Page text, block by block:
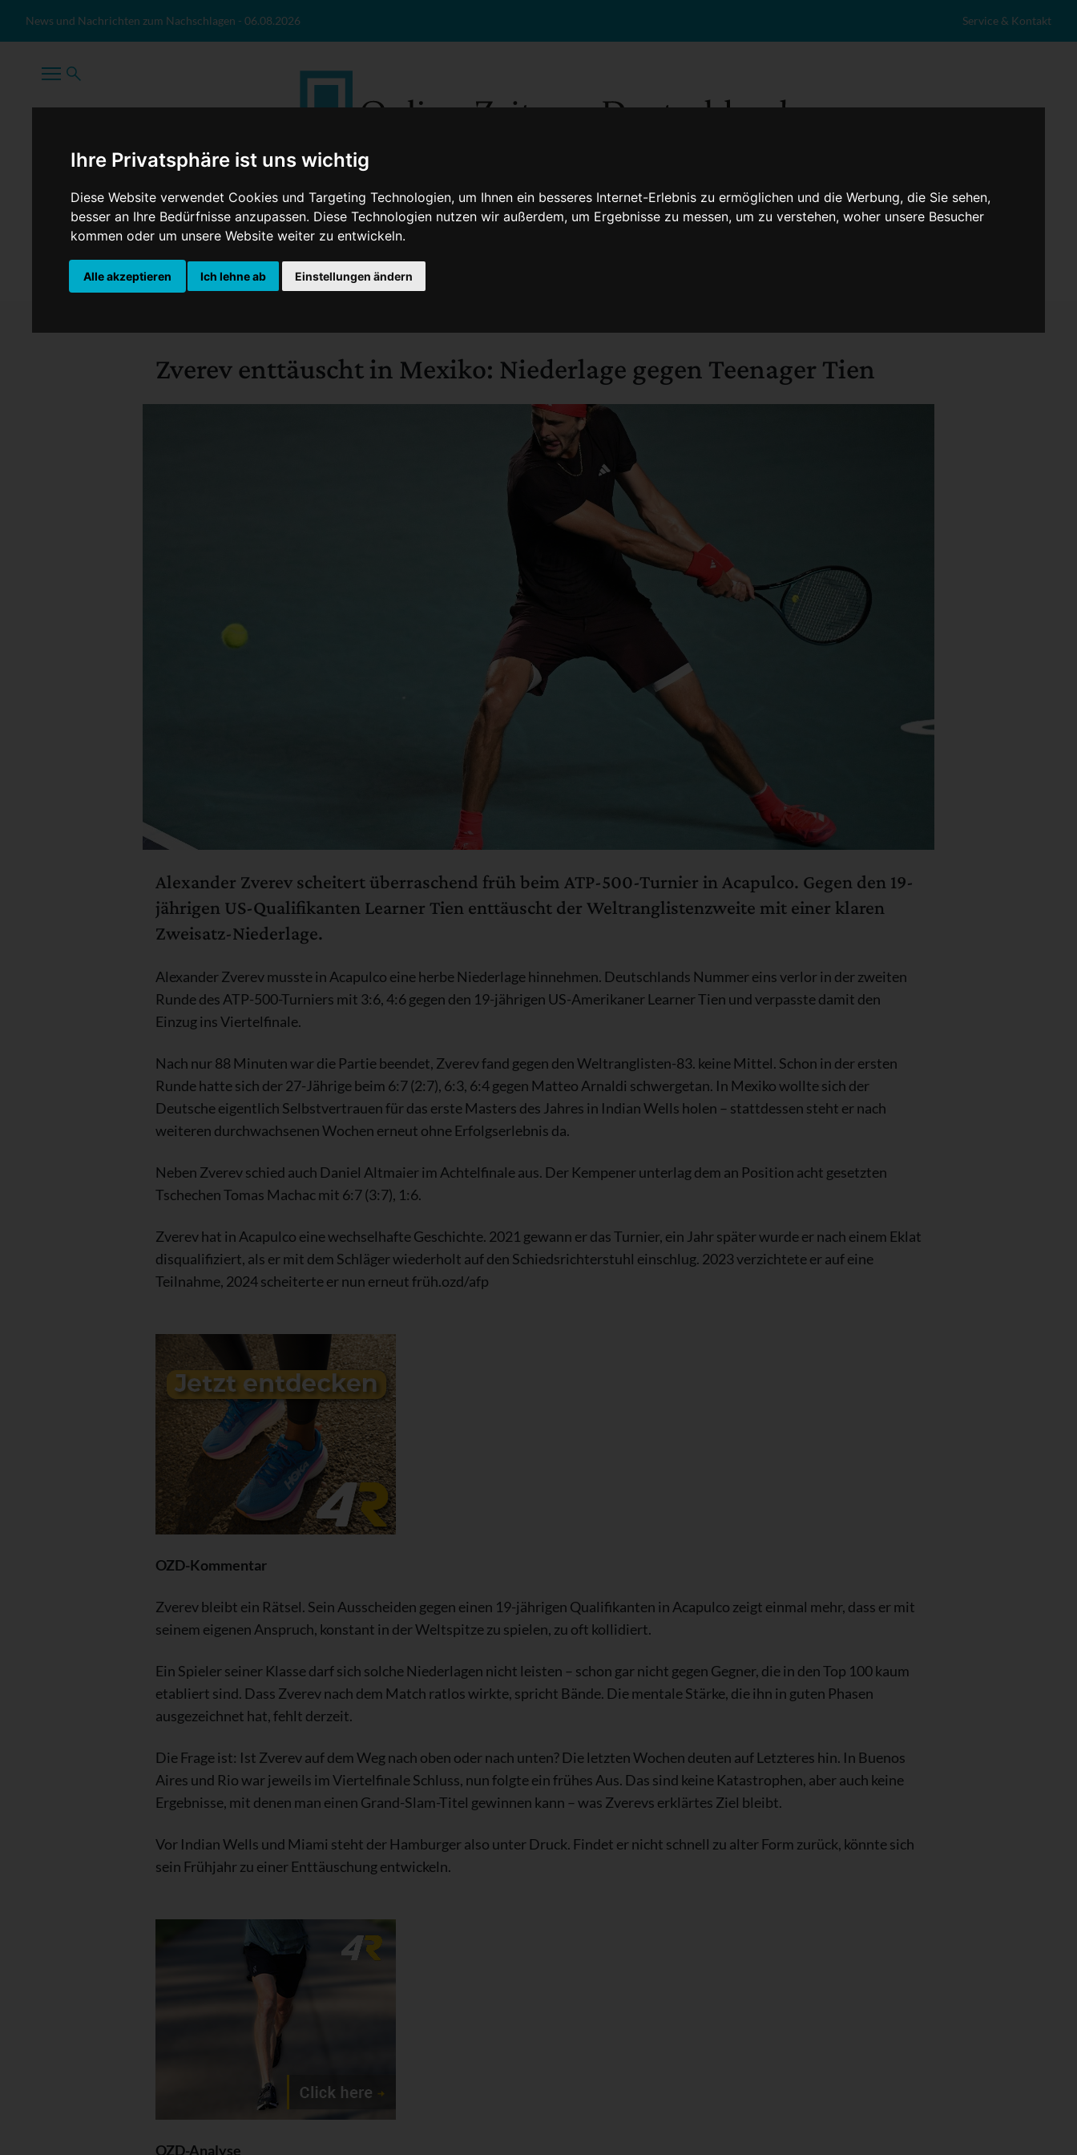
Ihre Privatsphäre ist uns wichtig
Diese Website verwendet Cookies und Targeting Technologien, um Ihnen ein besseres Internet-Erlebnis zu ermöglichen und die Werbung, die Sie sehen,
besser an Ihre Bedürfnisse anzupassen. Diese Technologien nutzen wir außerdem, um Ergebnisse zu messen, um zu verstehen, woher unsere Besucher
kommen oder um unsere Website weiter zu entwickeln.
Alle akzeptieren Ich lehne ab Einstellungen ändern
News und Nachrichten zum Nachschlagen - 06.08.2026 Service & Kontakt
TopNews Politik Sport Wirtschaft Firmennews Gesellschaft
Zverev enttäuscht in Mexiko: Niederlage gegen Teenager Tien
Alexander Zverev scheitert überraschend früh beim ATP-500-Turnier in Acapulco. Gegen den 19-
jährigen US-Qualifikanten Learner Tien enttäuscht der Weltranglistenzweite mit einer klaren
Zweisatz-Niederlage.
Alexander Zverev musste in Acapulco eine herbe Niederlage hinnehmen. Deutschlands Nummer eins verlor in der zweiten
Runde des ATP-500-Turniers mit 3:6, 4:6 gegen den 19-jährigen US-Amerikaner Learner Tien und verpasste damit den
Einzug ins Viertelfinale.
Nach nur 88 Minuten war die Partie beendet, Zverev fand gegen den Weltranglisten-83. keine Mittel. Schon in der ersten
Runde hatte sich der 27-Jährige beim 6:7 (2:7), 6:3, 6:4 gegen Matteo Arnaldi schwergetan. In Mexiko wollte sich der
Deutsche eigentlich Selbstvertrauen für das erste Masters des Jahres in Indian Wells holen – stattdessen steht er nach
weiteren durchwachsenen Wochen erneut ohne Erfolgserlebnis da.
Neben Zverev schied auch Daniel Altmaier im Achtelfinale aus. Der Kempener unterlag dem an Position acht gesetzten
Tschechen Tomas Machac mit 6:7 (3:7), 1:6.
Zverev hat in Acapulco eine wechselhafte Geschichte. 2021 gewann er das Turnier, ein Jahr später wurde er nach einem Eklat
disqualifiziert, als er mit dem Schläger wiederholt auf den Schiedsrichterstuhl einschlug. 2023 verzichtete er auf eine
Teilnahme, 2024 scheiterte er nun erneut früh.ozd/afp
OZD-Kommentar
Zverev bleibt ein Rätsel. Sein Ausscheiden gegen einen 19-jährigen Qualifikanten in Acapulco zeigt einmal mehr, dass er mit
seinem eigenen Anspruch, konstant in der Weltspitze zu spielen, zu oft kollidiert.
Ein Spieler seiner Klasse darf sich solche Niederlagen nicht leisten – schon gar nicht gegen Gegner, die in den Top 100 kaum
etabliert sind. Dass Zverev nach dem Match ratlos wirkte, spricht Bände. Die mentale Stärke, die ihn in guten Phasen
ausgezeichnet hat, fehlt derzeit.
Die Frage ist: Ist Zverev auf dem Weg nach oben oder nach unten? Die letzten Wochen deuten auf Letzteres hin. In Buenos
Aires und Rio war jeweils im Viertelfinale Schluss, nun folgte ein frühes Aus. Das sind keine Katastrophen, aber auch keine
Ergebnisse, mit denen man einen Grand-Slam-Titel gewinnen kann – was Zverevs erklärtes Ziel bleibt.
Vor Indian Wells und Miami steht der Hamburger also unter Druck. Findet er nicht schnell zu alter Form zurück, könnte sich
sein Frühjahr zu einer Enttäuschung entwickeln.
OZD-Analyse